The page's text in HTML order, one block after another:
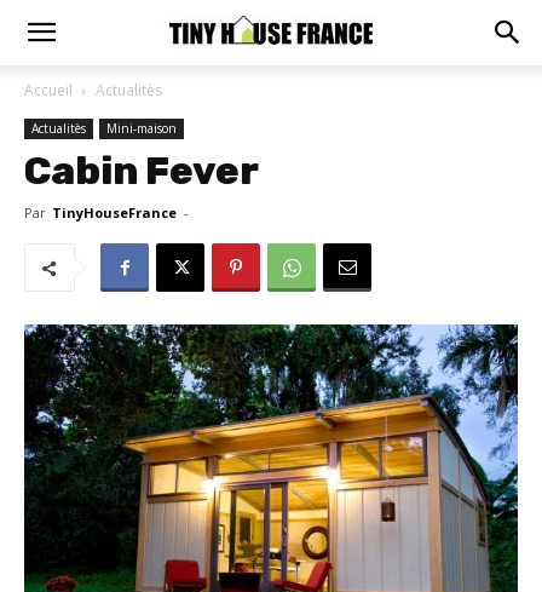
Accueil Actualitès
Actualitès Mini-maison
Cabin Fever
Par TinyHouseFrance -